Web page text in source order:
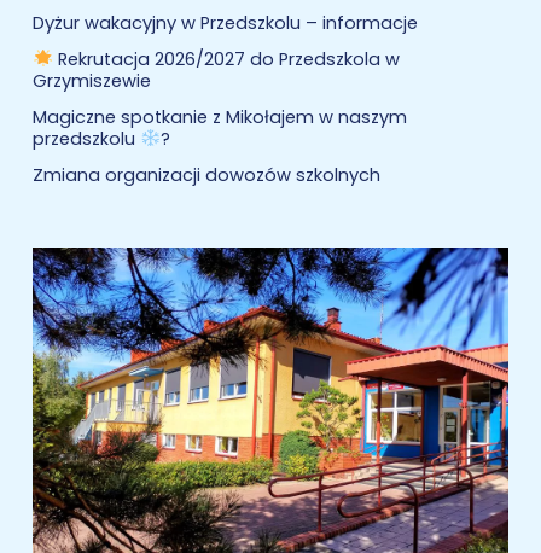
Dyżur wakacyjny w Przedszkolu – informacje
Rekrutacja 2026/2027 do Przedszkola w
Grzymiszewie
Magiczne spotkanie z Mikołajem w naszym
przedszkolu
?
Zmiana organizacji dowozów szkolnych